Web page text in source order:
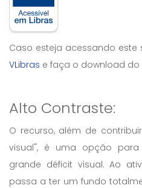
Caso esteja acessando este
VLibras e faça o download do
Alto Contraste:
O recurso, além de
visual", é uma opção
grande déficit visual. Ao
passa a ter um fundo